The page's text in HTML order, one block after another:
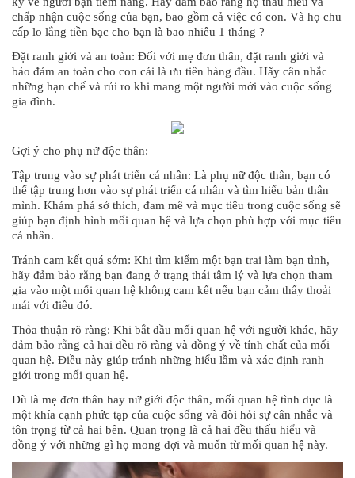
chấp nhận cuộc sống của bạn, bao gồm cả việc có con. Và họ chu
cấp lo lắng tiền bạc cho bạn là bao nhiêu 1 tháng ?
Đặt ranh giới và an toàn: Đối với mẹ đơn thân, đặt ranh giới và
bảo đảm an toàn cho con cái là ưu tiên hàng đầu. Hãy cân nhắc
những hạn chế và rủi ro khi mang một người mới vào cuộc sống
gia đình.
Gợi ý cho phụ nữ độc thân:
Tập trung vào sự phát triển cá nhân: Là phụ nữ độc thân, bạn có
thể tập trung hơn vào sự phát triển cá nhân và tìm hiểu bản thân
mình. Khám phá sở thích, đam mê và mục tiêu trong cuộc sống sẽ
giúp bạn định hình mối quan hệ và lựa chọn phù hợp với mục tiêu
cá nhân.
Tránh cam kết quá sớm: Khi tìm kiếm một bạn trai làm bạn tình,
hãy đảm bảo rằng bạn đang ở trạng thái tâm lý và lựa chọn tham
gia vào một mối quan hệ không cam kết nếu bạn cảm thấy thoải
mái với điều đó.
Thỏa thuận rõ ràng: Khi bắt đầu mối quan hệ với người khác, hãy
đảm bảo rằng cả hai đều rõ ràng và đồng ý về tính chất của mối
quan hệ. Điều này giúp tránh những hiểu lầm và xác định ranh
giới trong mối quan hệ.
Dù là mẹ đơn thân hay nữ giới độc thân, mối quan hệ tình dục là
một khía cạnh phức tạp của cuộc sống và đòi hỏi sự cân nhắc và
tôn trọng từ cả hai bên. Quan trọng là cả hai đều thấu hiểu và
đồng ý với những gì họ mong đợi và muốn từ mối quan hệ này.